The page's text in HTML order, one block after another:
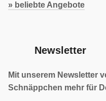
» beliebte Angebote
Newsletter
Mit unserem Newsletter
Schnäppchen mehr für